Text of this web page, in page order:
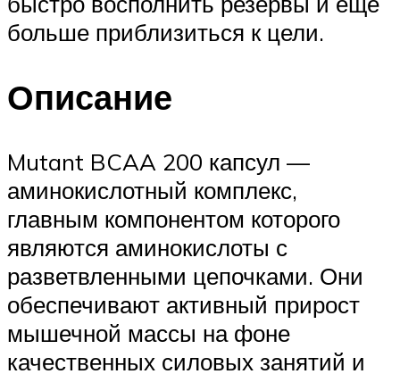
больше приблизиться к цели.
Описание
Mutant BCAA 200 капсул —
аминокислотный комплекс,
главным компонентом которого
являются аминокислоты с
разветвленными цепочками. Они
обеспечивают активный прирост
мышечной массы на фоне
качественных силовых занятий и